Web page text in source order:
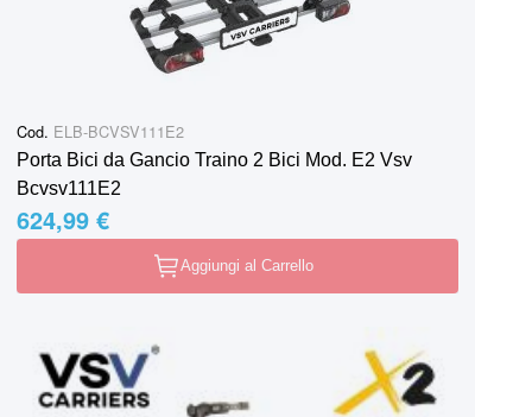
Cod. ELB-BCVSV111E2
Porta Bici da Gancio Traino 2 Bici Mod. E2 Vsv
Bcvsv111E2
624,99 €
Aggiungi al Carrello